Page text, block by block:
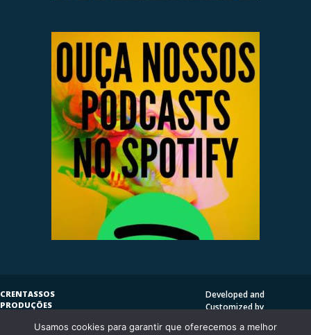
CRENTASSOS
PRODUÇÕES
COPYLEFT©2009
Developed and
Customized by
DESIGN
Usamos cookies para garantir que oferecemos a melhor